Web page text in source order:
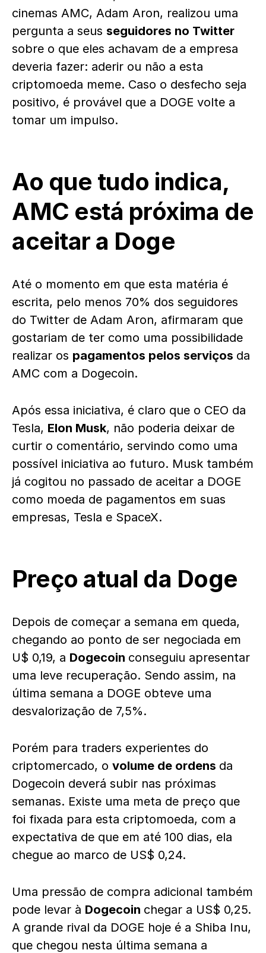
cinemas AMC, Adam Aron, realizou uma
pergunta a seus seguidores no Twitter
sobre o que eles achavam de a empresa
deveria fazer: aderir ou não a esta
criptomoeda meme. Caso o desfecho seja
positivo, é provável que a DOGE volte a
tomar um impulso.
Ao que tudo indica,
AMC está próxima de
aceitar a Doge
Até o momento em que esta matéria é
escrita, pelo menos 70% dos seguidores
do Twitter de Adam Aron, afirmaram que
gostariam de ter como uma possibilidade
realizar os pagamentos pelos serviços da
AMC com a Dogecoin.
Após essa iniciativa, é claro que o CEO da
Tesla, Elon Musk, não poderia deixar de
curtir o comentário, servindo como uma
possível iniciativa ao futuro. Musk também
já cogitou no passado de aceitar a DOGE
como moeda de pagamentos em suas
empresas, Tesla e SpaceX.
Preço atual da Doge
Depois de começar a semana em queda,
chegando ao ponto de ser negociada em
U$ 0,19, a Dogecoin conseguiu apresentar
uma leve recuperação. Sendo assim, na
última semana a DOGE obteve uma
desvalorização de 7,5%.
Porém para traders experientes do
criptomercado, o volume de ordens da
Dogecoin deverá subir nas próximas
semanas. Existe uma meta de preço que
foi fixada para esta criptomoeda, com a
expectativa de que em até 100 dias, ela
chegue ao marco de US$ 0,24.
Uma pressão de compra adicional também
pode levar à Dogecoin chegar a US$ 0,25.
A grande rival da DOGE hoje é a Shiba Inu,
que chegou nesta última semana a